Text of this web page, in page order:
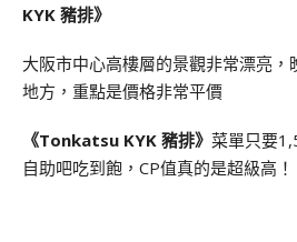
KYK 豬排》
大阪市中心高樓層的景觀非常漂亮
地方，重點是價格非常平價
《Tonkatsu KYK 豬排》 菜單只要
自助吧吃到飽，CP值真的是超級高！